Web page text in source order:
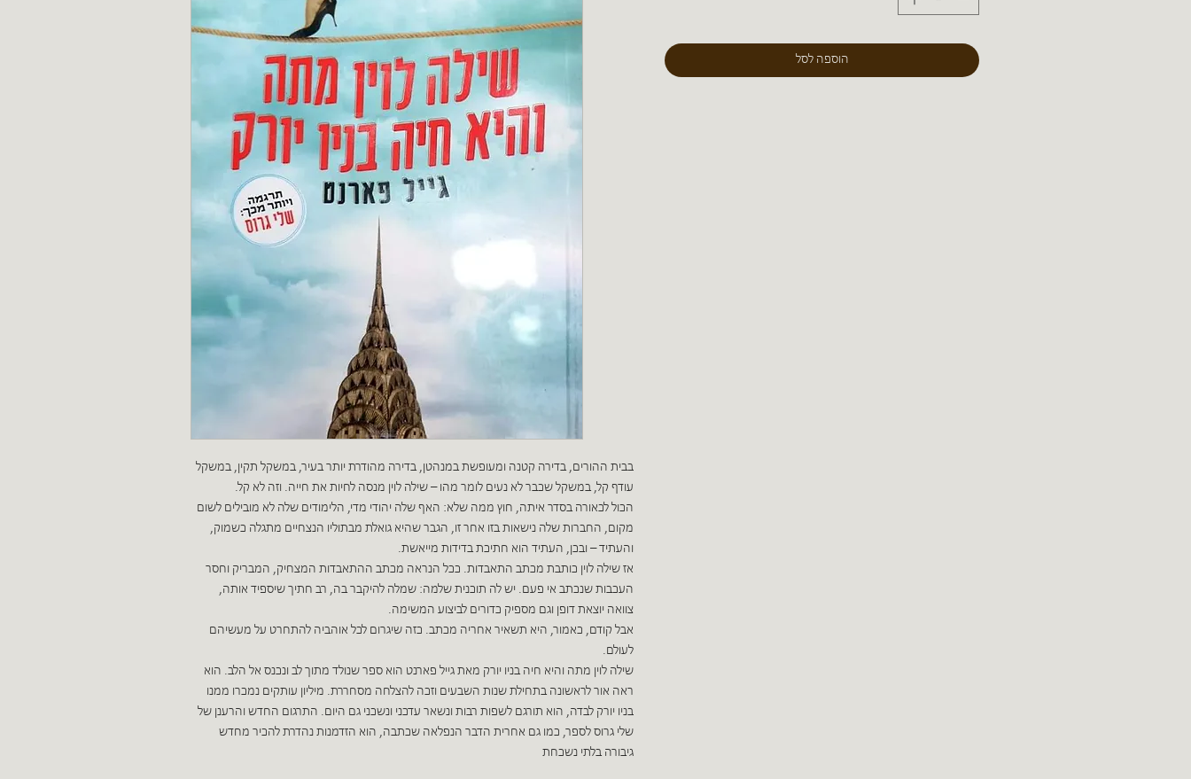
בבית ההורים, בדירה קטנה ומעופשת במנהטן, בדירה מהודרת יותר בעיר, במשקל תקין, במשקל
עודף קל, במשקל שכבר לא נעים לומר מהו – שילה לוין מנסה לחיות את חייה. וזה לא קל.
הכול לכאורה בסדר איתה, חוץ ממה שלא: האף שלה יהודי מדי, הלימודים שלה לא מובילים לשום
מקום, החברות שלה נישאות בזו אחר זו, הגבר שהיא גואלת מבתוליו הנצחיים מתגלה כשמוק,
והעתיד – ובכן, העתיד הוא חתיכת בדידות מייאשת.
אז שילה לוין כותבת מכתב התאבדות. ככל הנראה מכתב ההתאבדות המצחיק, המבריק וחסר
העכבות שנכתב אי פעם. יש לה תוכנית שלמה: שמלה להיקבר בה, רב חתיך שיספיד אותה,
צוואה יוצאת דופן וגם מספיק כדורים לביצוע המשימה.
אבל קודם, כאמור, היא תשאיר אחריה מכתב. כזה שיגרום לכל אוהביה להתחרט על מעשיהם
לעולם.
שילה לוין מתה והיא חיה בניו יורק מאת גייל פארנט הוא ספר שנולד מתוך לב ונכנס אל הלב. הוא
ראה אור לראשונה בתחילת שנות השבעים וזכה להצלחה מסחררת. מיליון עותקים נמכרו ממנו
בניו יורק לבדה, הוא תורגם לשפות רבות ונשאר עדכני ונשכני גם היום. התרגום החדש והרענן של
שלי גרוס לספר, כמו גם אחרית הדבר הנפלאה שכתבה, הוא הזדמנות נהדרת להכיר מחדש
גיבורה בלתי נשכחת
הוספה לסל